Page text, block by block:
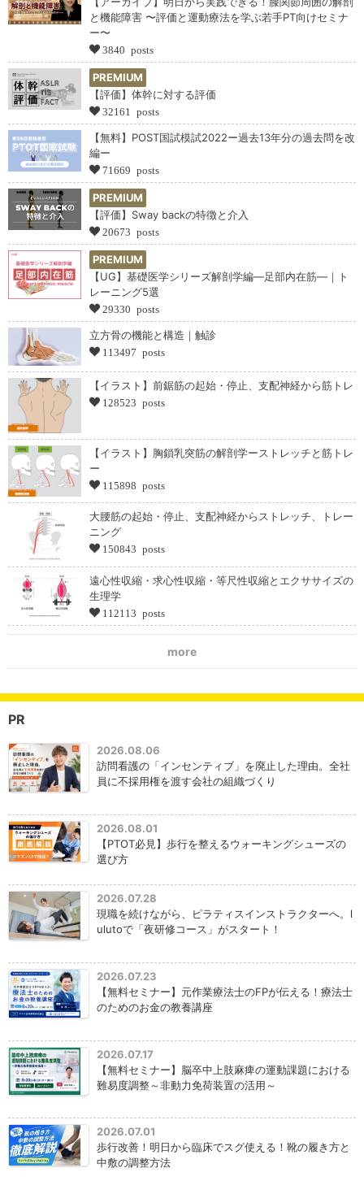
と機能障害 〜評価と運動療法を学ぶ若手PT向けセミナ
ー〜
3840 posts
PREMIUM
【評価】体幹に対する評価
32161 posts
【無料】POST国試模試2022ー過去13年分の過去問を改
編ー
71669 posts
PREMIUM
【評価】Sway backの特徴と介入
20673 posts
PREMIUM
【UG】基礎医学シリーズ解剖学編―足部内在筋―｜ト
レーニング5選
29330 posts
立方骨の機能と構造｜触診
113497 posts
【イラスト】前鋸筋の起始・停止、支配神経から筋トレ
128523 posts
【イラスト】胸鎖乳突筋の解剖学ーストレッチと筋トレ
ー
115898 posts
大腰筋の起始・停止、支配神経からストレッチ、トレー
ニング
150843 posts
遠心性収縮・求心性収縮・等尺性収縮とエクササイズの
生理学
112113 posts
more
PR
2026.08.06
訪問看護の「インセンティブ」を廃止した理由。全社
員に不採用権を渡す会社の組織づくり
2026.08.01
【PTOT必見】歩行を整えるウォーキングシューズの
選び方
2026.07.28
現職を続けながら、ピラティスインストラクターへ。l
ulutoで「夜研修コース」がスタート！
2026.07.23
【無料セミナー】元作業療法士のFPが伝える！療法士
のためのお金の教養講座
2026.07.17
【無料セミナー】脳卒中上肢麻痺の運動課題における
難易度調整～非動力免荷装置の活用～
2026.07.01
歩行改善！明日から臨床でスグ使える！靴の履き方と
中敷の調整方法